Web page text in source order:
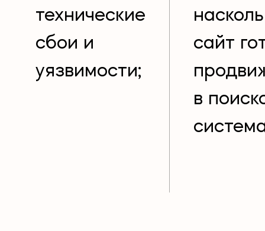
технические
сбои и
уязвимости;
сайт
в